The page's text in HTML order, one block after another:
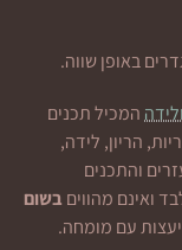
באופן שווה.
המכיל תכנים
הריון, לידה,
והתכנים
ואינם מהוויםבשום
עם מומחה.